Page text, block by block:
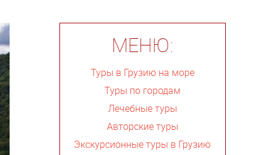
МЕНЮ:
Туры в Грузию на море
Туры по городам
Лечебные туры
Авторские туры
Экскурсионные туры в Грузию